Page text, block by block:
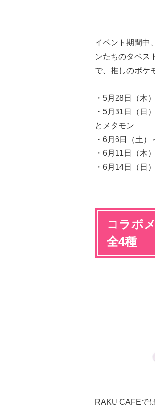
イベント期間中
ンたちのタペス
で、推しのポケ
・5月28日（木
・5月31日（日
とメタモン
・6月6日（土
・6月11日（木
・6月14日（日
コラボ
全4種
RAKU CAFEで